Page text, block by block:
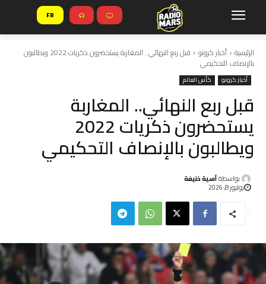
FR
الرئيسية أخبار كرونو قبل ربع النهائي.. المغاربة يستحضرون ذكريات 2022 ويطالبون
بالإنصاف التحكيمي
أخبار كرونو كأس العالم
قبل ربع النهائي.. المغاربة
يستحضرون ذكريات 2022
ويطالبون بالإنصاف التحكيمي
بواسطةآسية خنيفة
يوليوز 8, 2026